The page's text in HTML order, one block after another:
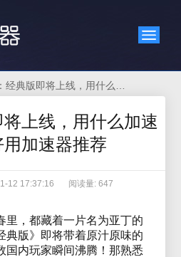
上线，用什么加速
加速器推荐
12 17:37:16 阅读量: 647
里，都藏着一片名为亚丁的
典版》即将带着原汁原味的
国内玩家瞬间沸腾！那熟悉